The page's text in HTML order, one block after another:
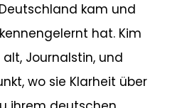
kam und
hat. Kim
Journalstin, und
wo sie Klarheit über